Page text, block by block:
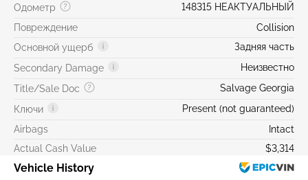
Одометр
148315 НЕАКТУАЛЬНЫЙ
Повреждение
Collision
Основной ущерб
Задняя часть
Secondary Damage
Неизвестно
Title/Sale Doc
Salvage Georgia
Ключи
Present (not guaranteed)
Airbags
Intact
Actual Cash Value
$3,314
Vehicle History